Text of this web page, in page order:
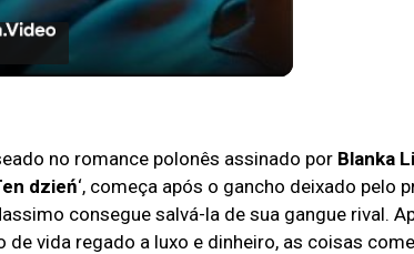
no romance polonês assinado por Blanka
dzień‘, começa após o gancho deixado pelo
consegue salvá-la de sua gangue rival.
vida regado a luxo e dinheiro, as coisas